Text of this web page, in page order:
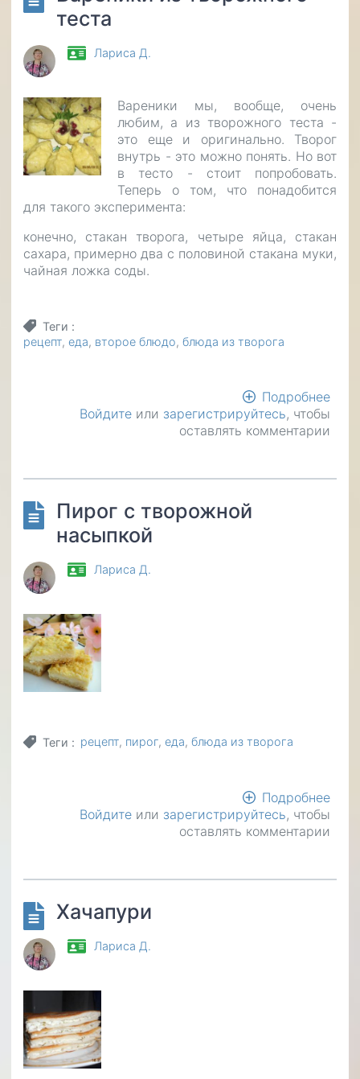
теста
Лариса Д.
Вареники мы, вообще, очень
любим, а из творожного теста -
это еще и оригинально. Творог
внутрь - это можно понять. Но вот
в тесто - стоит попробовать.
Теперь о том, что понадобится
для такого эксперимента:
конечно, стакан творога, четыре яйца, стакан
сахара, примерно два с половиной стакана муки,
чайная ложка соды.
Теги
рецепт еда второе блюдо блюда из творога
Подробнее
Войдите или зарегистрируйтесь, чтобы
оставлять комментарии
Пирог с творожной
насыпкой
Лариса Д.
Теги рецепт пирог еда блюда из творога
Подробнее
Войдите или зарегистрируйтесь, чтобы
оставлять комментарии
Хачапури
Лариса Д.